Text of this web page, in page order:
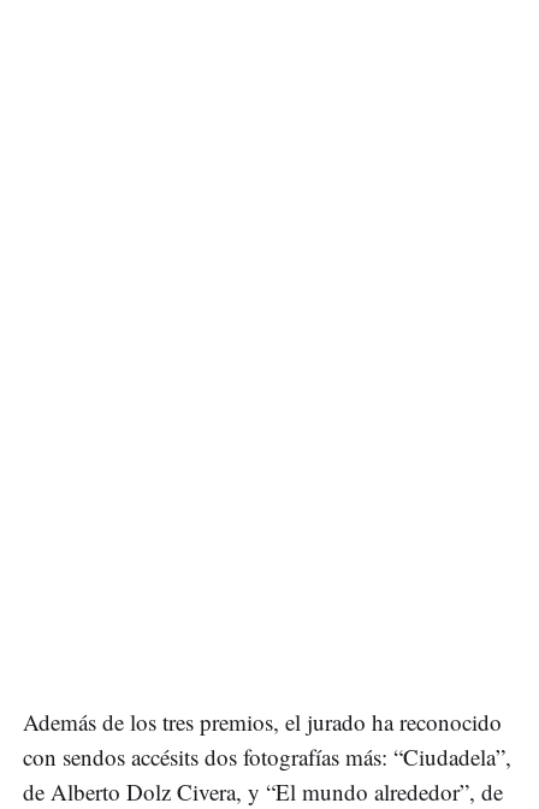
Además de los tres premios, el jurado ha reconocido
con sendos accésits dos fotografías más: “Ciudadela”,
de Alberto Dolz Civera, y “El mundo alrededor”, de